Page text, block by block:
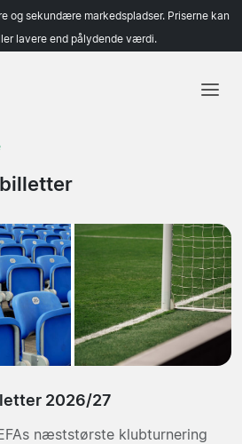
og sekundære markedspladser. Priserne kan
lavere end pålydende værdi.
Rejsebureauer
2026/27
næststørste klubturnering